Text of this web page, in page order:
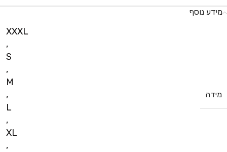
מידע נוסף
מידה
XXXL
,
S
,
M
,
L
,
XL
,